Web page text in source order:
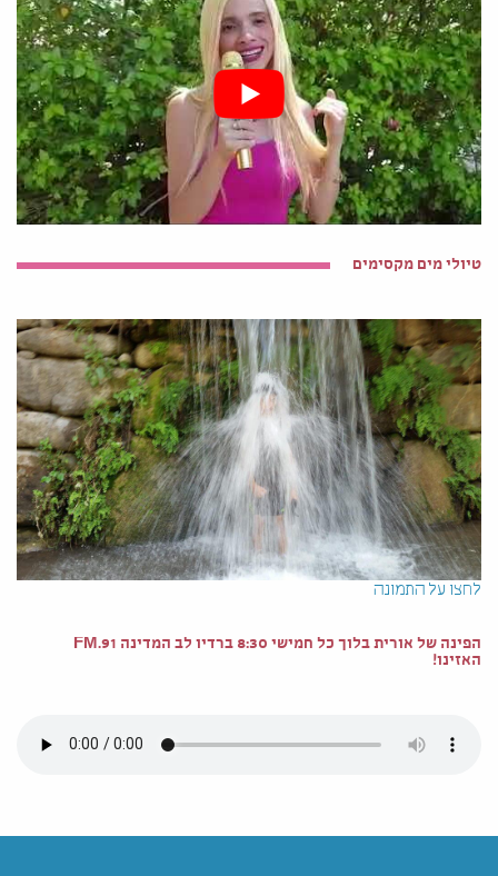
טיולי מים מקסימים
לחצו על התמונה
הפינה של אורית בלוך כל חמישי 8:30 ברדיו לב המדינה 91.FM
האזינו!